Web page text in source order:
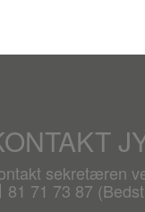
sekretæren
81 71 73 87